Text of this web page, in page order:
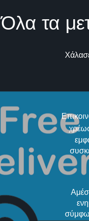
Όλα τα